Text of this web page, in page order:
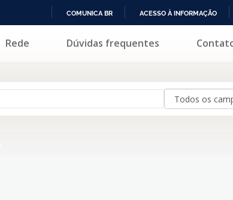
PARA
COMUNICA BR ACESSO À INFORMAÇÃO
Rede Dúvidas frequentes